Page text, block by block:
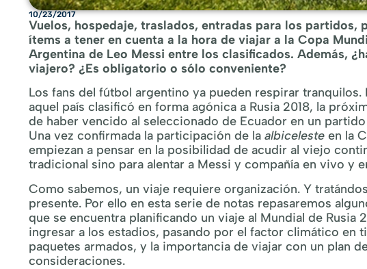
10/23/2017
Vuelos, hospedaje, traslados, entradas para los partidos,
ítems a tener en cuenta a la hora de viajar a la Copa
Argentina de Leo Messi entre los clasificados. Además,
viajero? ¿Es obligatorio o sólo conveniente?
Los fans del fútbol argentino ya pueden respirar
aquel país clasificó en forma agónica a Rusia 2018, la
de haber vencido al seleccionado de Ecuador en un
Una vez confirmada la participación de la albiceleste en la
empiezan a pensar en la posibilidad de acudir al viejo
tradicional sino para alentar a Messi y compañía en vivo y
Como sabemos, un viaje requiere organización. Y
presente. Por ello en esta serie de notas repasaremos
que se encuentra planificando un viaje al Mundial de
ingresar a los estadios, pasando por el factor climático en
paquetes armados, y la importancia de viajar con un plan
consideraciones.